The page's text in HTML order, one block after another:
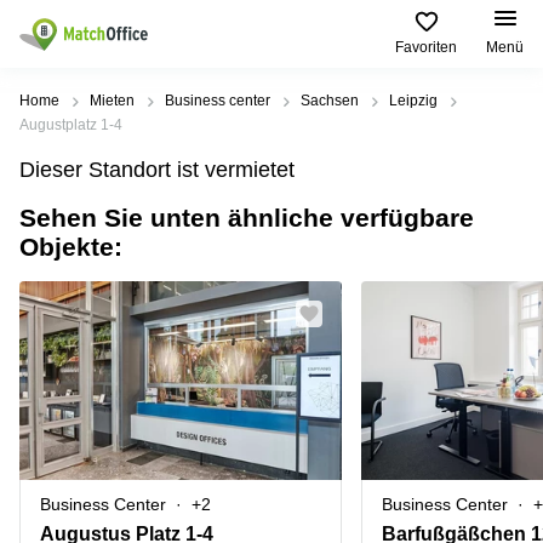
Favoriten Menü
Mieten / Vermieten
Produktseiten
Büro
mieten
center
Coworking
Space
Seminarraum
Virtuelles
Büro
Beliebte
Städte
Büro
mieten
Geschäftsadresse
Hamburg
Geschäftsadresse
mieten
Düsseldorf
Geschäftsadresse
Stuttgart
Büro
Beliebte
Suchanfragen
Regus
Dortmund
Ruhrallee
9
Dortmund
Office Club
Ballindamm
3
Rahel-
Hirsch-
Straße
Hilfe
Über uns
Büro vermieten
Preis
Log-in
Home Mieten Business center Sachsen
Leipzig
Augustplatz 1-4
Dieser Standort ist vermietet
Sehen Sie unten ähnliche verfügbare
Objekte:
Business Center +2
Augustus Platz 1-4
Business Center
Barfußgäßchen